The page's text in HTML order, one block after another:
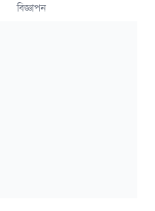
বিজ্ঞাপন